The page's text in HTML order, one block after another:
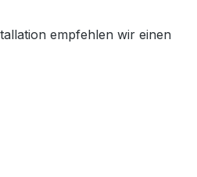
empfehlen wir einen